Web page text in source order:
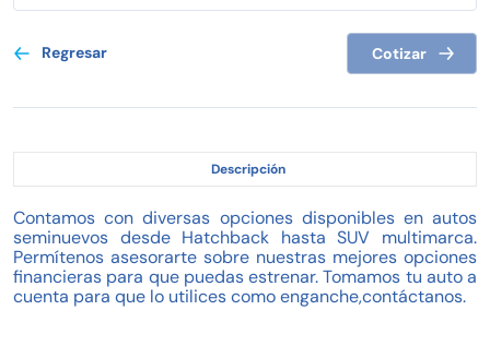
Regresar Cotizar
Descripción
Contamos con diversas opciones disponibles en autos
seminuevos desde Hatchback hasta SUV multimarca.
Permítenos asesorarte sobre nuestras mejores opciones
financieras para que puedas estrenar. Tomamos tu auto a
cuenta para que lo utilices como enganche,contáctanos.